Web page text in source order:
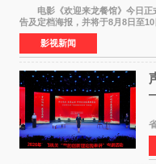
电影《欢迎来龙餐馆》今日正
告及定档海报，并将于8月8日至
食大片，影片讲述的是中国厨师徐
影视新闻